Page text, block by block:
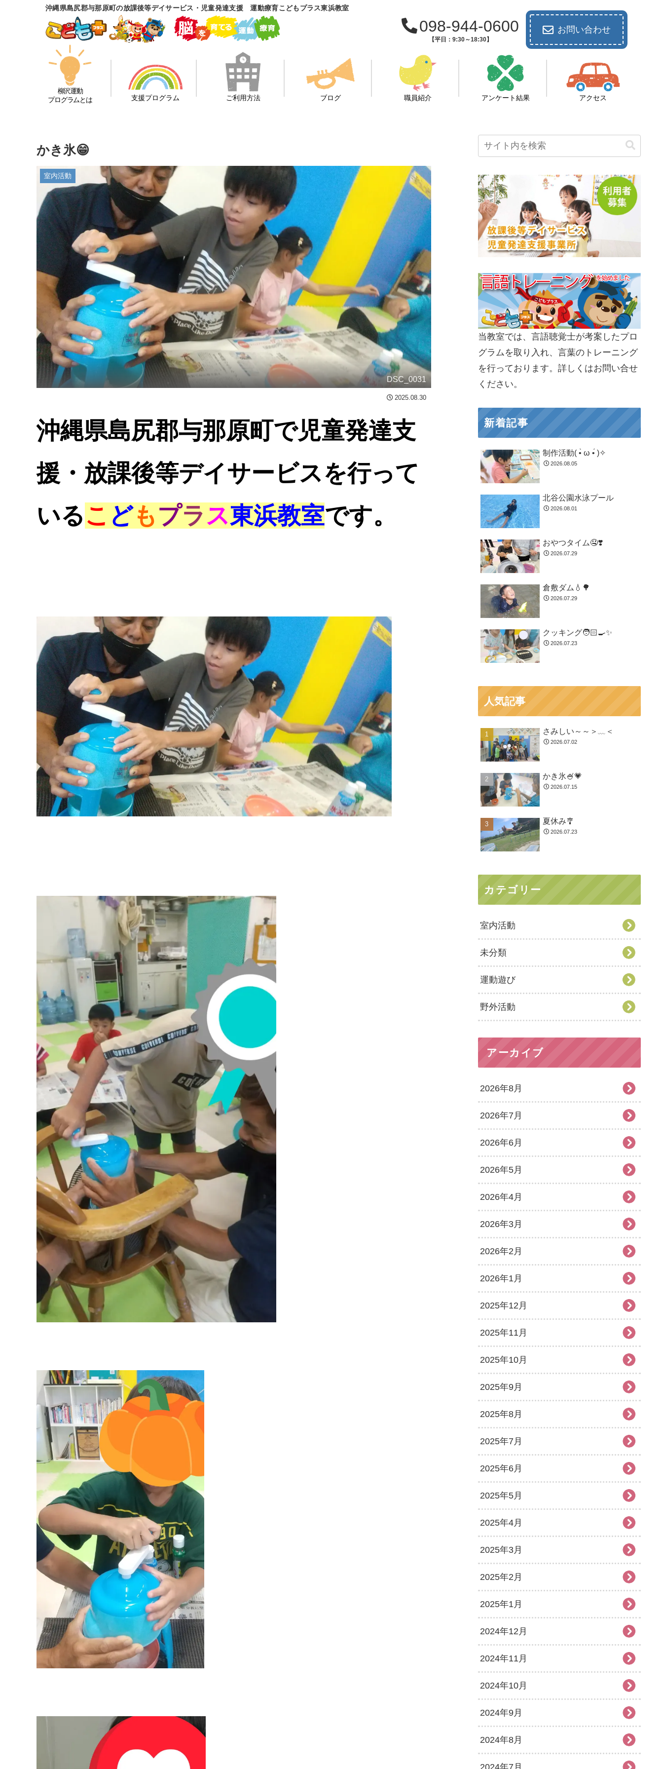
沖縄県島尻郡与那原町の放課後等デイサービス・児童発達支援 運動療育こどもプラス東浜教室
098-944-0600
【平日：9:30～18:30】
お問い合わせ
柳沢運動
プログラムとは
支援プログラム ご利用方法 ブログ 職員紹介 アンケート結果 アクセス
かき氷😁
室内活動
DSC_0031
2025.08.30
沖縄県島尻郡与那原町で児童発達支
援・放課後等デイサービスを行って
いるこ どもプラス東浜教室です。
当教室では、言語聴覚士が考案したプロ
グラムを取り入れ、言葉のトレーニング
を行っております。詳しくはお問い合せ
ください。
新着記事
制作活動( •̀ ω •́ )✧
2026.08.05
北谷公園水泳プール
2026.08.01
おやつタイム🤤❣️
2026.07.29
倉敷ダム💧🌳
2026.07.29
クッキング🧑🏻‍🍳✨
2026.07.23
人気記事
さみしい～～＞﹏＜
2026.07.02
かき氷🍧💗
2026.07.15
夏休み🎐
2026.07.23
カテゴリー
室内活動
未分類
運動遊び
野外活動
アーカイブ
2026年8月
2026年7月
2026年6月
2026年5月
2026年4月
2026年3月
2026年2月
2026年1月
2025年12月
2025年11月
2025年10月
2025年9月
2025年8月
2025年7月
2025年6月
2025年5月
2025年4月
2025年3月
2025年2月
2025年1月
2024年12月
2024年11月
2024年10月
2024年9月
2024年8月
2024年7月